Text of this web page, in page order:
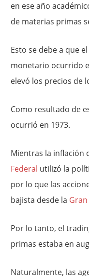
en ese año
de materias primas
Esto se debe a que
monetario ocurrido
elevó los precios de
Como resultado de
ocurrió en 1973.
Mientras la inflación
Federal utilizó la
por lo que las
bajista desde la
Por lo tanto, el
primas estaba en
Naturalmente, las